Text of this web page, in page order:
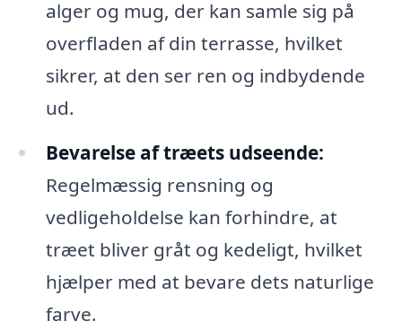
alger og mug, der kan samle sig på
overfladen af din terrasse, hvilket
sikrer, at den ser ren og indbydende
ud.
Bevarelse af træets udseende:
Regelmæssig rensning og
vedligeholdelse kan forhindre, at
træet bliver gråt og kedeligt, hvilket
hjælper med at bevare dets naturlige
farve.